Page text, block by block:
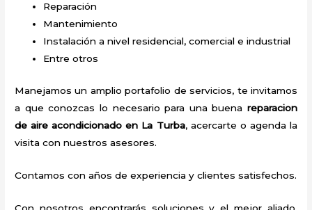
Reparación
Mantenimiento
Instalación a nivel residencial, comercial e industrial
Entre otros
Manejamos un amplio portafolio de servicios, te invitamos
a que conozcas lo necesario para una buena reparacion
de aire acondicionado en La Turba, acercarte o agenda la
visita con nuestros asesores.
Contamos con años de experiencia y clientes satisfechos.
Con nosotros encontrarás soluciones y el mejor aliado.